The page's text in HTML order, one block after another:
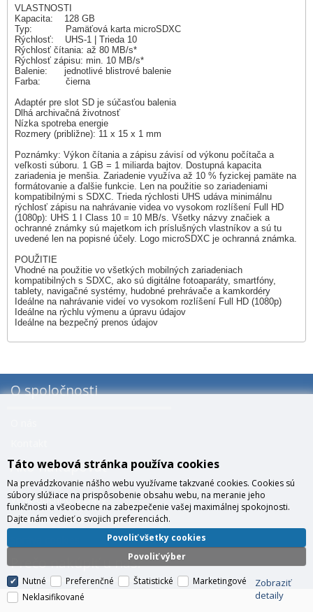
VLASTNOSTI
Kapacita: 128 GB
Typ: Pamäťová karta microSDXC
Rýchlosť: UHS-1 | Trieda 10
Rýchlosť čítania: až 80 MB/s*
Rýchlosť zápisu: min. 10 MB/s*
Balenie: jednotlivé blistrové balenie
Farba: čierna
Adaptér pre slot SD je súčasťou balenia
Dlhá archivačná životnosť
Nízka spotreba energie
Rozmery (približne): 11 x 15 x 1 mm
Poznámky: Výkon čítania a zápisu závisí od výkonu počítača a
veľkosti súboru. 1 GB = 1 miliarda bajtov. Dostupná kapacita
zariadenia je menšia. Zariadenie využíva až 10 % fyzickej pamäte na
formátovanie a ďalšie funkcie. Len na použitie so zariadeniami
kompatibilnými s SDXC. Trieda rýchlosti UHS udáva minimálnu
rýchlosť zápisu na nahrávanie videa vo vysokom rozlíšení Full HD
(1080p): UHS 1 I Class 10 = 10 MB/s. Všetky názvy značiek a
ochranné známky sú majetkom ich príslušných vlastníkov a sú tu
uvedené len na popisné účely. Logo microSDXC je ochranná známka.
POUŽITIE
Vhodné na použitie vo všetkých mobilných zariadeniach
kompatibilných s SDXC, ako sú digitálne fotoaparáty, smartfóny,
tablety, navigačné systémy, hudobné prehrávače a kamkordéry
Ideálne na nahrávanie videí vo vysokom rozlíšení Full HD (1080p)
Ideálne na rýchlu výmenu a úpravu údajov
Ideálne na bezpečný prenos údajov
O spoločnosti
Ako nakupovať
Veľkoobchod a zľavy
Všeobecné obchodné podmienky
Prečo nakúpiť u nás?
Táto webová stránka používa cookies
Na prevádzkovanie nášho webu využívame takzvané cookies. Cookies sú
súbory slúžiace na prispôsobenie obsahu webu, na meranie jeho
funkčnosti a všeobecne na zabezpečenie vašej maximálnej spokojnosti.
Dajte nám vedieť o svojich preferenciách.
Povoliť výber
Povoliť všetky cookies
Nutné Preferenčné Štatistické
Marketingové
Neklasifikované
Zobraziť
detaily